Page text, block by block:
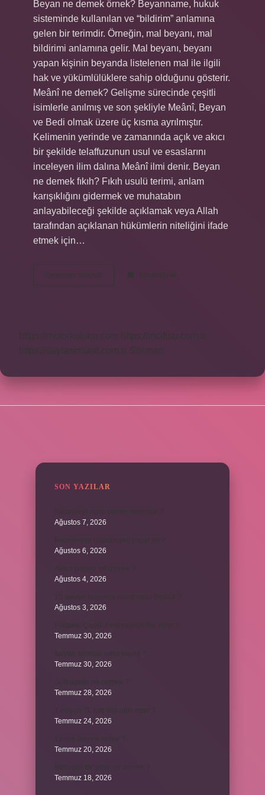
Beyan ne demek örnek? Beyanname, hukuk
sisteminde kullanılan ve “bildirim” anlamına
gelen bir terimdir. Örneğin, mal beyanı, mal
bildirimi anlamına gelir. Mal beyanı, beyanı
yapan kişinin beyanda listelenen mal ile ilgili
hak ve yükümlülüklere sahip olduğunu gösterir.
Meânî ne demek? Gelişme sürecinde çeşitli
isimlerle anılmış ve son şekliyle Meânî, Beyan
ve Bedi olmak üzere üç kısma ayrılmıştır.
Kelimenin yerinde ve zamanında açık ve akıcı
bir şekilde telaffuzunun usul ve esaslarını
inceleyen ilim dalına Meânî ilmi denir. Beyan
ne demek fıkıh? Fıkıh usulü terimi, anlam
karışıklığını gidermek ve muhatabın
anlayabileceği şekilde açıklamak veya Allah
tarafından açıklanan hükümlerin niteliğini ifade
etmek için…
Devamını okuyun
Nedir
Yorum Bırak
https://motorkulubu.com
https://mcifuar.com.tr
https://saytasinsaat.com.tr Sitemap
SON YAZILAR
Ağustos 7, 2026
Ağustos 6, 2026
Ağustos 4, 2026
Ağustos 3, 2026
Temmuz 30, 2026
Temmuz 30, 2026
Temmuz 28, 2026
Temmuz 24, 2026
Temmuz 20, 2026
Temmuz 18, 2026